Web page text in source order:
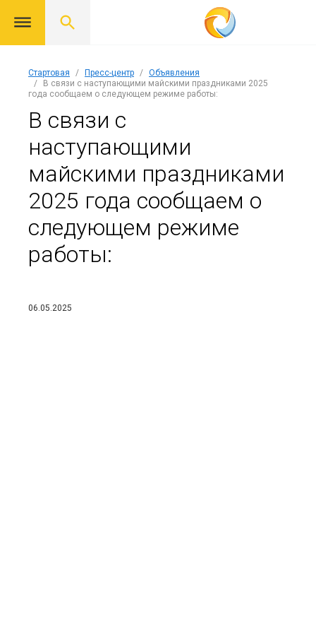
Стартовая Пресс-центр
Объявления
В связи с наступающими майскими праздниками 2025
года сообщаем о следующем режиме работы:
В связи с
наступающими
майскими праздниками
2025 года сообщаем о
следующем режиме
работы:
06.05.2025